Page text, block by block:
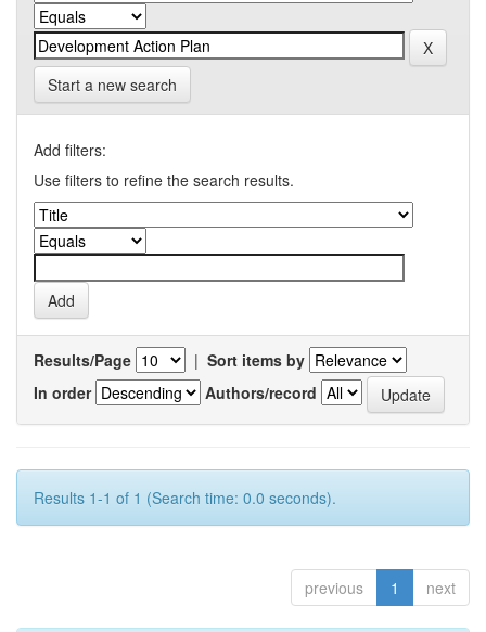
Start a new search
Add filters:
Use filters to refine the search results.
Results/Page | Sort items by
In order
Authors/record
Results 1-1 of 1 (Search time: 0.0 seconds).
previous 1 next